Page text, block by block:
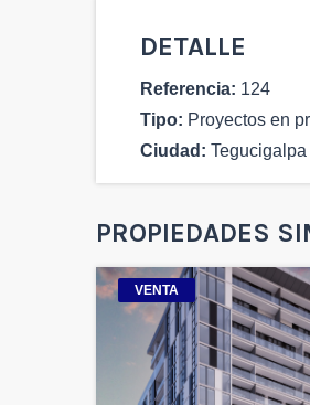
DETALLE
Referencia: 124
Tipo: Proyectos en
Ciudad: Tegucigalpa
PROPIEDADES
VENTA